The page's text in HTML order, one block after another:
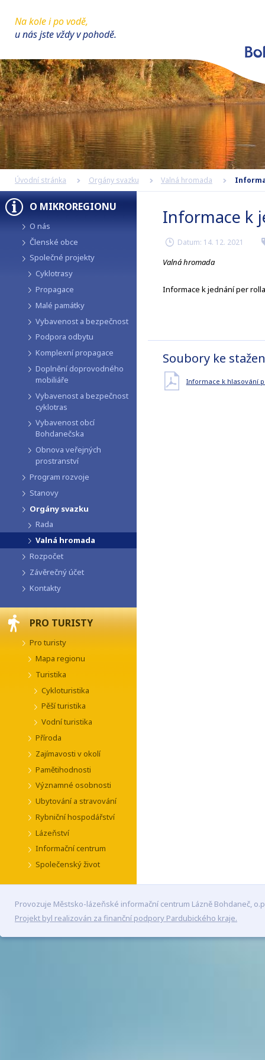
Na kole i po vodě,
u nás jste vždy v pohodě.
Úvodní stránka Orgány svazku Valná hromada
O MIKROREGIONU
O nás
Členské obce
Společné projekty
Cyklotrasy
Propagace
Malé památky
Vybavenost a bezpečnost
Podpora odbytu
Komplexní propagace
Doplnění doprovodného
mobiliáře
Vybavenost a bezpečnost
cyklotras
Vybavenost obcí
Bohdanečska
Obnova veřejných
prostranství
Program rozvoje
Stanovy
Orgány svazku
Rada
Valná hromada
Rozpočet
Závěrečný účet
Kontakty
PRO TURISTY
Pro turisty
Mapa regionu
Turistika
Cykloturistika
Pěší turistika
Vodní turistika
Příroda
Zajímavosti v okolí
Pamětihodnosti
Významné osobnosti
Ubytování a stravování
Rybniční hospodářství
Lázeňství
Informační centrum
Společenský život
Informace k
r Datum: 14. 12. 2021
Valná hromada
Informace k jednání per
Soubory ke
Informace k hlasování
Provozuje Městsko-lázeňské informační centrum Lázně Bohdaneč,
Projekt byl realizován za finanční podpory Pardubického kraje.